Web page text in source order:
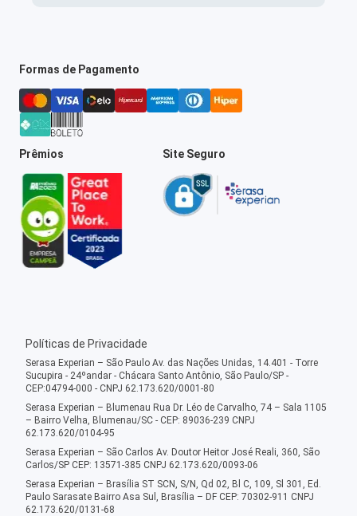
Formas de Pagamento
Prêmios Site Seguro
Políticas de Privacidade
Serasa Experian – São Paulo Av. das Nações Unidas, 14.401 - Torre
Sucupira - 24ºandar - Chácara Santo Antônio, São Paulo/SP -
CEP:04794-000 - CNPJ 62.173.620/0001-80
Serasa Experian – Blumenau Rua Dr. Léo de Carvalho, 74 – Sala 1105
– Bairro Velha, Blumenau/SC - CEP: 89036-239 CNPJ
62.173.620/0104-95
Serasa Experian – São Carlos Av. Doutor Heitor José Reali, 360, São
Carlos/SP CEP: 13571-385 CNPJ 62.173.620/0093-06
Serasa Experian – Brasília ST SCN, S/N, Qd 02, Bl C, 109, Sl 301, Ed.
Paulo Sarasate Bairro Asa Sul, Brasília – DF CEP: 70302-911 CNPJ
62.173.620/0131-68